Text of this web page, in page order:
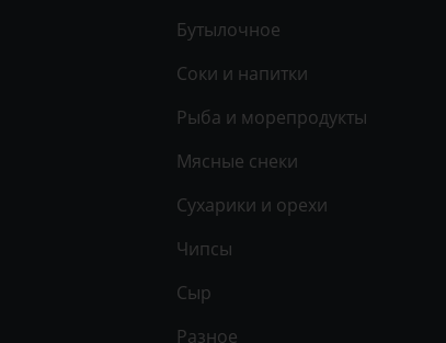
Бутылочное
Соки и напитки
Рыба и морепродукты
Мясные снеки
Сухарики и орехи
Чипсы
Сыр
Разное